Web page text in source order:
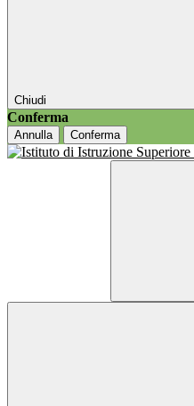
Chiudi
Conferma
Annulla Conferma